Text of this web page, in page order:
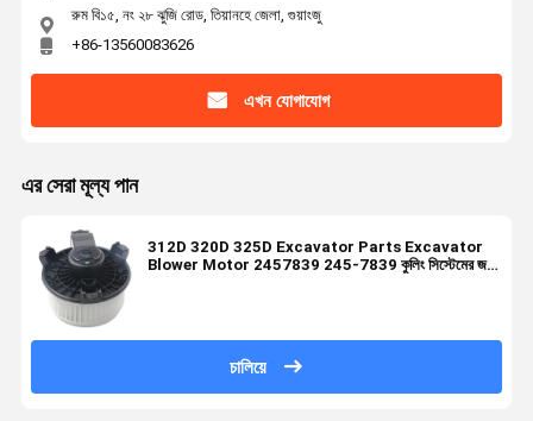
রুম বি১৫, নং ২৮ ঝুজি রোড, তিয়ানহে জেলা, গুয়াংজু
+86-13560083626
এখন যোগাযোগ
এর সেরা মূল্য পান
312D 320D 325D Excavator Parts Excavator
Blower Motor 2457839 245-7839 কুলিং সিস্টেমের জন্য
চালিয়ে